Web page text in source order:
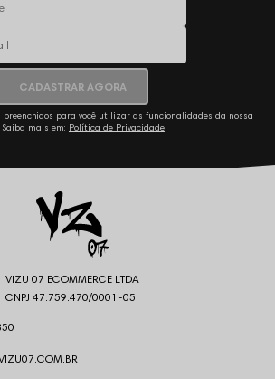
CADASTRAR AGORA
para você utilizar as funcionalidades da nossa
Saiba mais em: Política de Privacidade
VIZU 07 ECOMMERCE LTDA
CNPJ 47.759.470/0001-05